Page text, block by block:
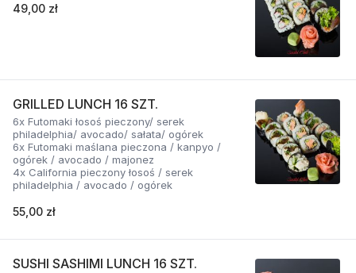
49,00 zł
GRILLED LUNCH 16 SZT.
6x Futomaki łosoś pieczony/ serek
philadelphia/ avocado/ sałata/ ogórek
6x Futomaki maślana pieczona / kanpyo /
ogórek / avocado / majonez
4x California pieczony łosoś / serek
philadelphia / avocado / ogórek
55,00 zł
SUSHI SASHIMI LUNCH 16 SZT.